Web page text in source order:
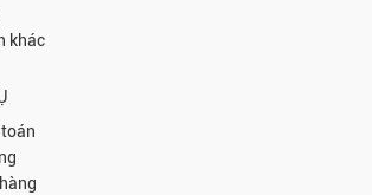
khác